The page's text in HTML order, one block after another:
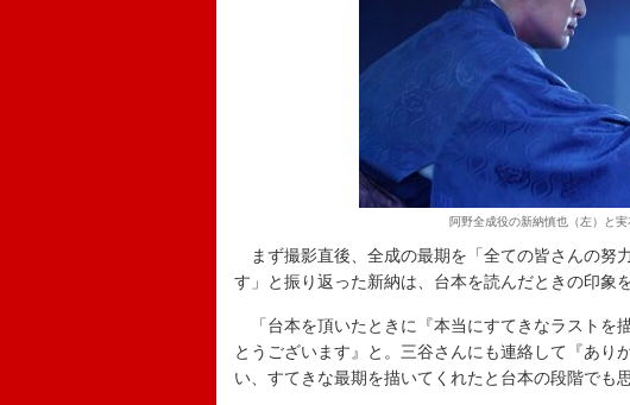
阿野全成役の新納慎也（左）と
まず撮影直後、全成の最期を「全ての皆さんの努
す」と振り返った新納は、台本を読んだときの印象
「台本を頂いたときに『本当にすてきなラストを
とうございます』と。三谷さんにも連絡して『あり
い、すてきな最期を描いてくれたと台本の段階でも